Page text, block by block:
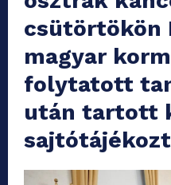
csütörtökön
magyar
folytatott
után tartott